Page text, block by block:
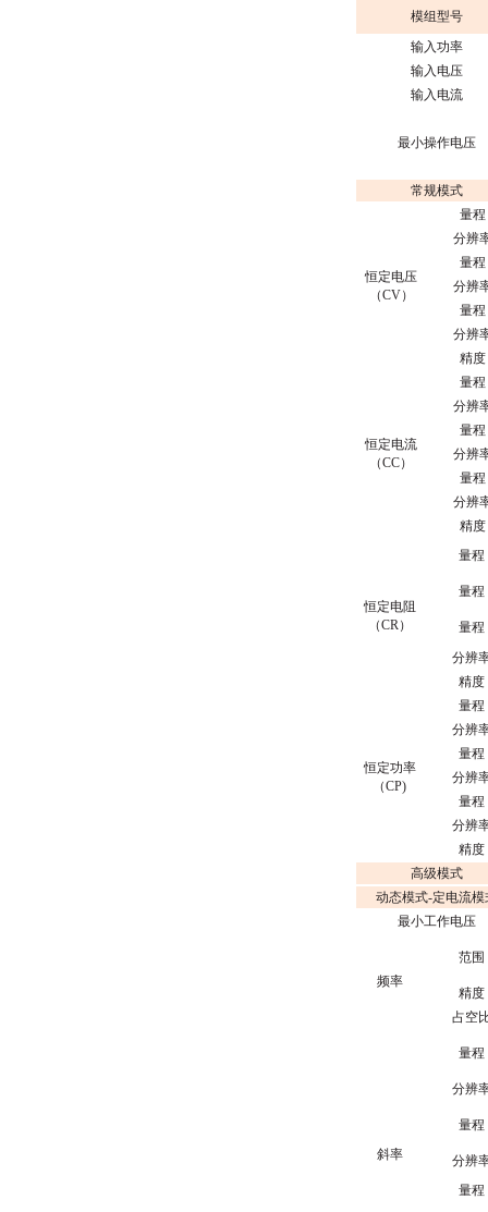
模组型号
输入功率
输入电压
输入电流
最小操作电压
常规模式
恒定电压
（CV）
量程
分辨
量程
分辨
量程
分辨
精度
恒定电流
（CC）
量程
分辨
量程
分辨
量程
分辨
精度
恒定电阻
（CR）
量程
量程
量程
分辨
精度
恒定功率
（CP)
量程
分辨
量程
分辨
量程
分辨
精度
高级模式
动态模式-定电流模
最小工作电压
频率
范围
精度
占空
斜率
量程
分辨
量程
分辨
量程